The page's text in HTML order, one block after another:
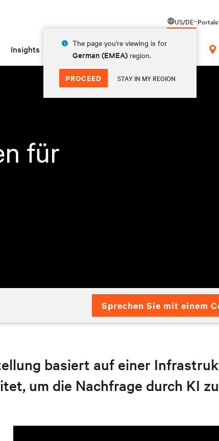
US/DE
The page you're viewing is for
German (EMEA) region.
PROCEED STAY IN MY REGION
Portals
Insights Über Vertiv
für
Sprechen Sie mit einem
basiert auf einer
um die Nachfrage durch KI